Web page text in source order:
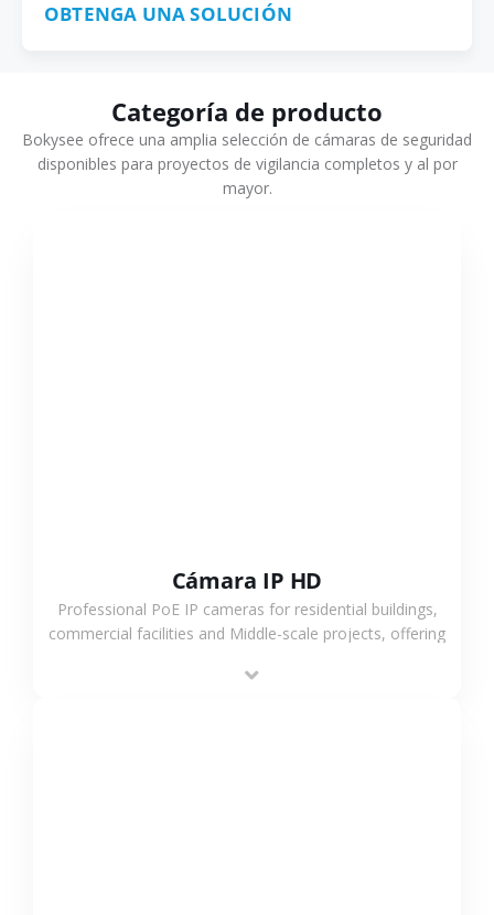
OBTENGA UNA SOLUCIÓN
Categoría de producto
Bokysee ofrece una amplia selección de cámaras de seguridad
disponibles para proyectos de vigilancia completos y al por
mayor.
Cámara IP HD
Professional PoE IP cameras for residential buildings,
commercial facilities and Middle-scale projects, offering
support.